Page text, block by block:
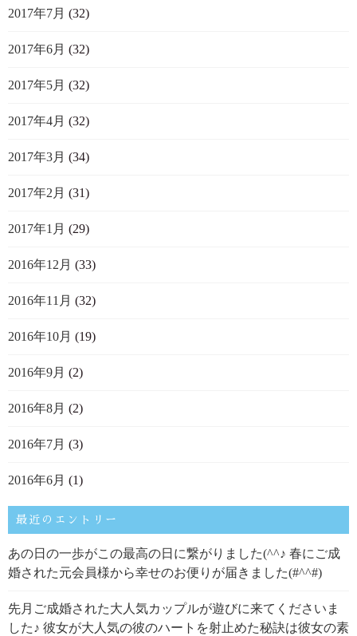
2017年7月 (32)
2017年6月 (32)
2017年5月 (32)
2017年4月 (32)
2017年3月 (34)
2017年2月 (31)
2017年1月 (29)
2016年12月 (33)
2016年11月 (32)
2016年10月 (19)
2016年9月 (2)
2016年8月 (2)
2016年7月 (3)
2016年6月 (1)
最近のエントリー
あの日の一歩がこの最高の日に繋がりました(^^♪ 春にご成
婚された元会員様から幸せのお便りが届きました(#^^#)
先月ご成婚された大人気カップルが遊びに来てくださいま
した♪ 彼女が大人気の彼のハートを射止めた秘訣は彼女の素